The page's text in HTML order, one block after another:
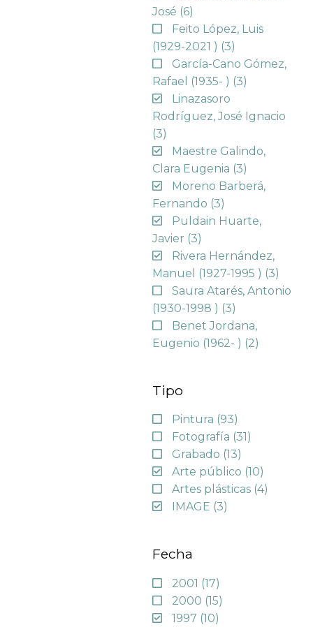
José (6)
Feito López, Luis
(1929-2021 ) (3)
García-Cano Gómez,
Rafael (1935- ) (3)
Linazasoro
Rodríguez, José Ignacio
(3)
Maestre Galindo,
Clara Eugenia (3)
Moreno Barberá,
Fernando (3)
Puldain Huarte,
Javier (3)
Rivera Hernández,
Manuel (1927-1995 ) (3)
Saura Atarés, Antonio
(1930-1998 ) (3)
Benet Jordana,
Eugenio (1962- ) (2)
Tipo
Pintura (93)
Fotografía (31)
Grabado (13)
Arte público (10)
Artes plásticas (4)
IMAGE (3)
Fecha
2001 (17)
2000 (15)
1997 (10)